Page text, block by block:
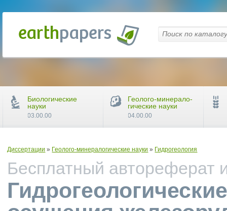
Диссертации » Геолого-минералогические науки » Гидрогеология
Бесплатный автореферат
Биологические
науки
03.00.00
Геолого-минерало-
гические науки
04.00.00